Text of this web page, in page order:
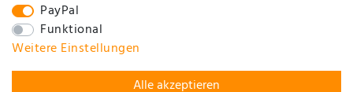
PayPal
Funktional
Weitere Einstellungen
Alle akzeptieren